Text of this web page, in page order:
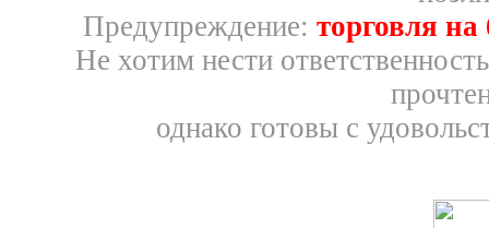
Предупреждение: торговля
Не хотим нести
однако готовы с